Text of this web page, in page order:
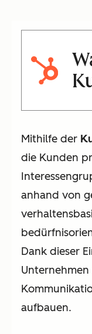
Mithilfe der
die Kunden
anhand von
Dank dieser
aufbauen.